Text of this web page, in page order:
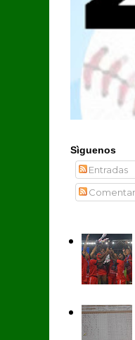
Sìguenos
Entradas